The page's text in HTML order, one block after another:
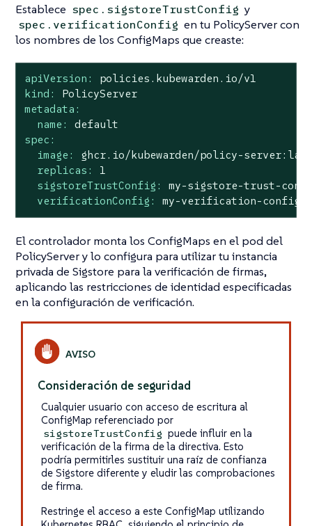
Establece spec.sigstoreTrustConfig y
spec.verificationConfig en tu PolicyServer con
los nombres de los ConfigMaps que creaste:
apiVersion:
policies.kubewarden.io/v1
kind:
PolicyServer
metadata:
name:
default
spec:
image:
ghcr.io/kubewarden/policy-
replicas:
1
sigstoreTrustConfig:
my-sigstore-trust-
verificationConfig:
my-verification-config
El controlador monta los ConfigMaps en el pod del
PolicyServer y lo configura para utilizar tu instancia
privada de Sigstore para la verificación de firmas,
aplicando las restricciones de identidad especificadas
en la configuración de verificación.
Consideración de seguridad
Cualquier usuario con acceso de escritura al
ConfigMap referenciado por
sigstoreTrustConfig puede influir en la
verificación de la firma de la directiva. Esto
podría permitirles sustituir una raíz de confianza
de Sigstore diferente y eludir las comprobaciones
de firma.
Restringe el acceso a este ConfigMap utilizando